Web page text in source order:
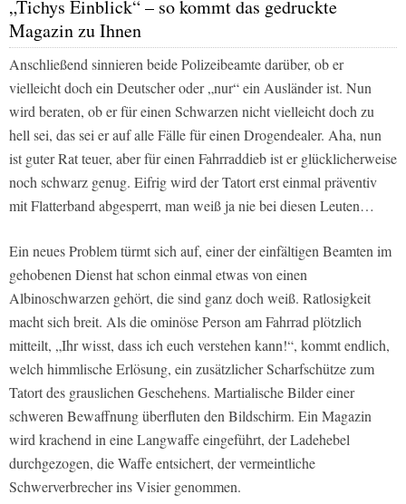
„Tichys Einblick“ – so kommt das gedruckte
Magazin zu Ihnen
Anschließend sinnieren beide Polizeibeamte darüber, ob er
vielleicht doch ein Deutscher oder „nur“ ein Ausländer ist. Nun
wird beraten, ob er für einen Schwarzen nicht vielleicht doch zu
hell sei, das sei er auf alle Fälle für einen Drogendealer. Aha, nun
ist guter Rat teuer, aber für einen Fahrraddieb ist er glücklicherweise
noch schwarz genug. Eifrig wird der Tatort erst einmal präventiv
mit Flatterband abgesperrt, man weiß ja nie bei diesen Leuten…
Ein neues Problem türmt sich auf, einer der einfältigen Beamten im
gehobenen Dienst hat schon einmal etwas von einen
Albinoschwarzen gehört, die sind ganz doch weiß. Ratlosigkeit
macht sich breit. Als die ominöse Person am Fahrrad plötzlich
mitteilt, „Ihr wisst, dass ich euch verstehen kann!“, kommt endlich,
welch himmlische Erlösung, ein zusätzlicher Scharfschütze zum
Tatort des grauslichen Geschehens. Martialische Bilder einer
schweren Bewaffnung überfluten den Bildschirm. Ein Magazin
wird krachend in eine Langwaffe eingeführt, der Ladehebel
durchgezogen, die Waffe entsichert, der vermeintliche
Schwerverbrecher ins Visier genommen.